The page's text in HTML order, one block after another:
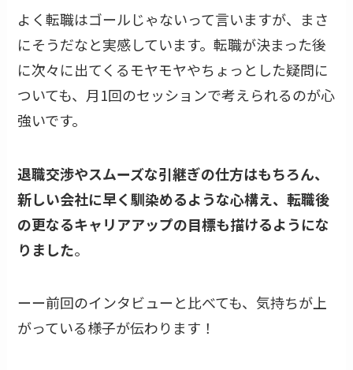
よく転職はゴールじゃないって言いますが、まさ
にそうだなと実感しています。転職が決まった後
に次々に出てくるモヤモヤやちょっとした疑問に
ついても、月1回のセッションで考えられるのが心
強いです。
退職交渉やスムーズな引継ぎの仕方はもちろん、
新しい会社に早く馴染めるような心構え、転職後
の更なるキャリアアップの目標も描けるようにな
りました。
ーー前回のインタビューと比べても、気持ちが上
がっている様子が伝わります！